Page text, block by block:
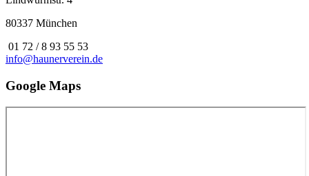
80337 München
01 72 / 8 93 55 53
info@haunerverein.de
Google Maps